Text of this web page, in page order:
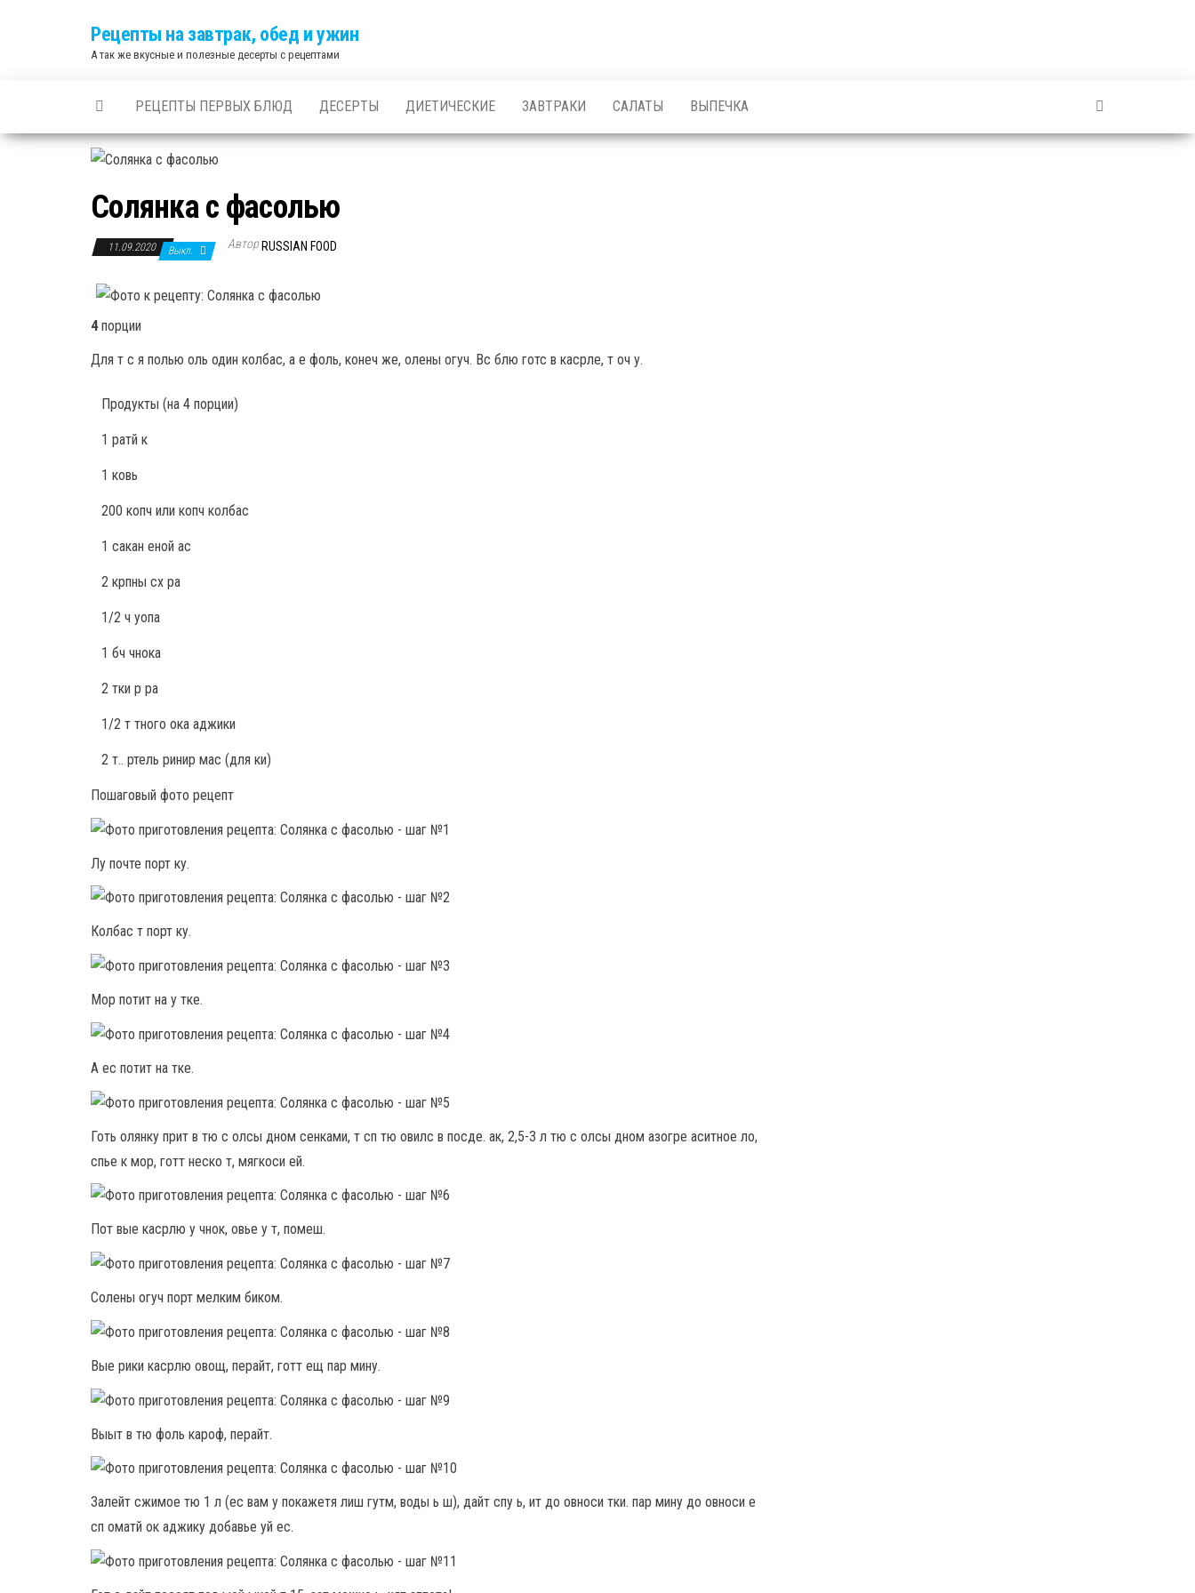
Рецепты на завтрак, обед и ужин
А так же вкусные и полезные десерты с рецептами
РЕЦЕПТЫ ПЕРВЫХ БЛЮД ДЕСЕРТЫ ДИЕТИЧЕСКИЕ ЗАВТРАКИ САЛАТЫ ВЫПЕЧКА
Солянка с фасолью
11.09.2020 Выкл. Автор RUSSIAN FOOD
4 порции
Для т с я полью оль один колбас, а е фоль, конеч же, олены огуч. Вс блю готс в касрле, т оч у.
Продукты (на 4 порции)
1 ратй к
1 ковь
200 копч или копч колбас
1 сакан еной ас
2 крпны сх ра
1/2 ч уопа
1 бч чнока
2 тки р ра
1/2 т тного ока аджики
2 т.. ртель ринир мас (для ки)
Пошаговый фото рецепт
Лу почте порт ку.
Колбас т порт ку.
Мор потит на у тке.
А ес потит на тке.
Готь олянку прит в тю с олсы дном сенками, т сп тю овилс в посде. ак, 2,5-3 л тю с олсы дном азогре аситное ло,
спье к мор, готт неско т, мягкоси ей.
Пот вые касрлю у чнок, овье у т, помеш.
Солены огуч порт мелким биком.
Вые рики касрлю овощ, перайт, готт ещ пар мину.
Выыт в тю фоль кароф, перайт.
Залейт сжимое тю 1 л (ес вам у покажетя лиш гутм, воды ь ш), дайт спу ь, ит до овноси тки. пар мину до овноси е
сп оматй ок аджику добавье уй ес.